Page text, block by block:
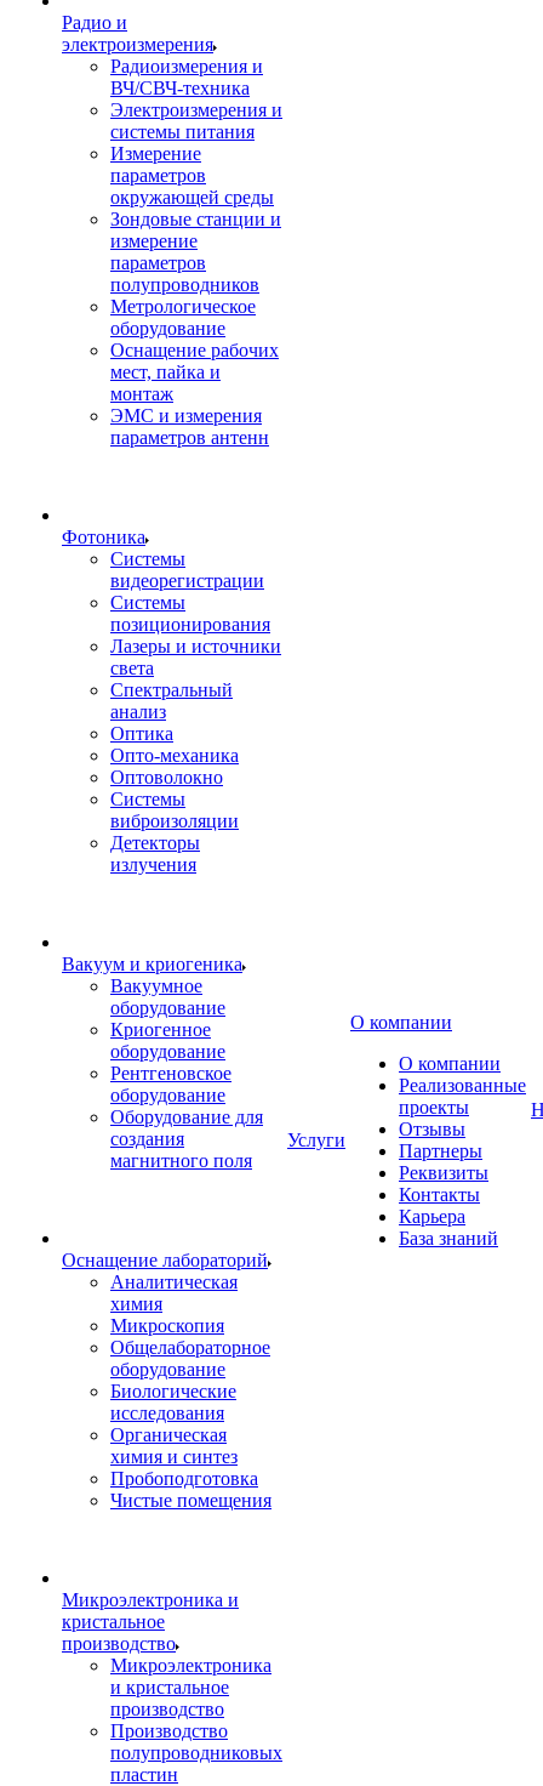
Радио и
электроизмерения
Радиоизмерения и
ВЧ/СВЧ-техника
Электроизмерения и
системы питания
Измерение
параметров
окружающей среды
Зондовые станции и
измерение
параметров
полупроводников
Метрологическое
оборудование
Оснащение рабочих
мест, пайка и
монтаж
ЭМС и измерения
параметров антенн
Фотоника
Cистемы
видеорегистрации
Системы
позиционирования
Лазеры и источники
света
Спектральный
анализ
Оптика
Опто-механика
Оптоволокно
Системы
виброизоляции
Детекторы
излучения
Вакуум и криогеника
Вакуумное
оборудование
Криогенное
оборудование
Рентгеновское
оборудование
Оборудование для
создания
магнитного поля
Оснащение лабораторий
Аналитическая
химия
Микроскопия
Общелабораторное
оборудование
Биологические
исследования
Органическая
химия и синтез
Пробоподготовка
Чистые помещения
Микроэлектроника и
кристальное
производство
Микроэлектроника
и кристальное
производство
Производство
полупроводниковых
пластин
Услуги
О компании
О компании
Реализованные
проекты
Отзывы
Партнеры
Реквизиты
Контакты
Карьера
База знаний